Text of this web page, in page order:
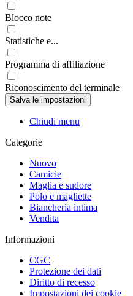
Blocco note
Statistiche e...
Programma di affiliazione
Riconoscimento del terminale
Chiudi menu
Categorie
Nuovo
Camicie
Maglia e sudore
Polo e magliette
Biancheria intima
Vendita
Informazioni
CGC
Protezione dei dati
Diritto di recesso
Impostazioni dei cookie